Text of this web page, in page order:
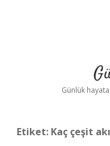
Günlük
Etiket: Kaç çeşit